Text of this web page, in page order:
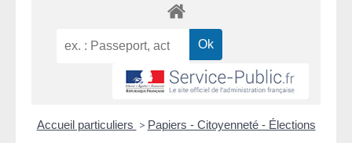
Accueil particuliers > Papiers - Citoyenneté - Élections